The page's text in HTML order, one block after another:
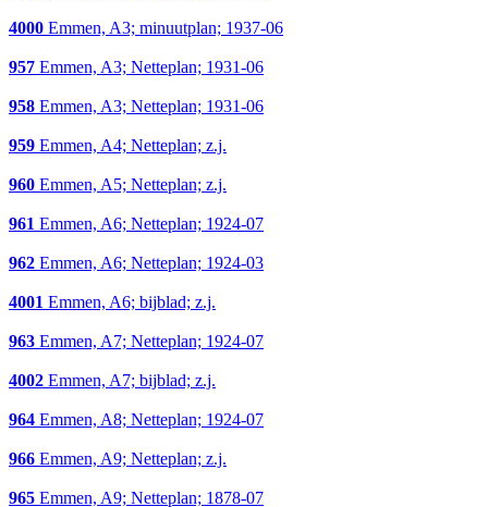
4000 Emmen, A3; minuutplan; 1937-06
957 Emmen, A3; Netteplan; 1931-06
958 Emmen, A3; Netteplan; 1931-06
959 Emmen, A4; Netteplan; z.j.
960 Emmen, A5; Netteplan; z.j.
961 Emmen, A6; Netteplan; 1924-07
962 Emmen, A6; Netteplan; 1924-03
4001 Emmen, A6; bijblad; z.j.
963 Emmen, A7; Netteplan; 1924-07
4002 Emmen, A7; bijblad; z.j.
964 Emmen, A8; Netteplan; 1924-07
966 Emmen, A9; Netteplan; z.j.
965 Emmen, A9; Netteplan; 1878-07